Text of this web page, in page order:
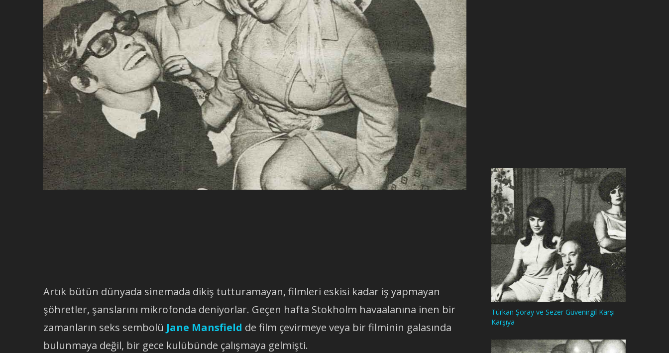
Artık bütün dünyada sinemada dikiş tutturamayan, filmleri eskisi kadar iş yapmayan
şöhretler, şanslarını mikrofonda deniyorlar. Geçen hafta Stokholm havaalanına inen bir
zamanların seks sembolü Jane Mansfield de film çevirmeye veya bir filminin galasında
bulunmaya değil, bir gece kulübünde çalışmaya gelmişti.
Türkan Şoray ve Sezer Güvenirgil Karşı
Karşıya